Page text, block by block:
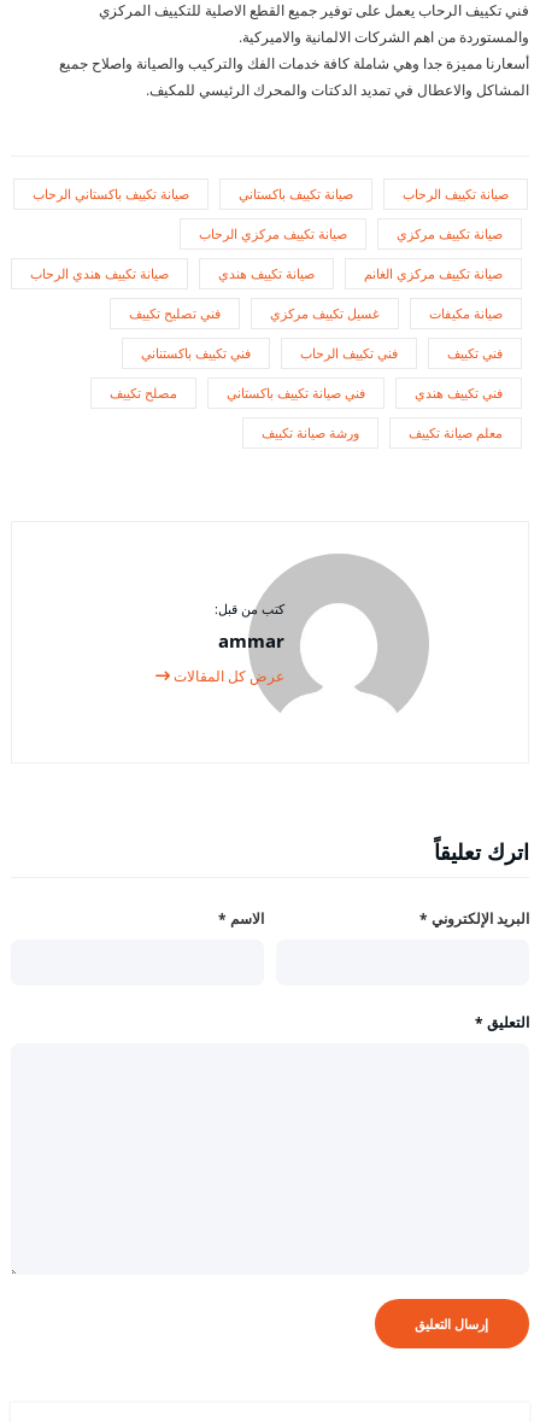
فني تكييف الرحاب يعمل على توفير جميع القطع الاصلية للتكييف المركزي
والمستوردة من اهم الشركات الالمانية والاميركية.
أسعارنا مميزة جدا وهي شاملة كافة خدمات الفك والتركيب والصيانة واصلاح جميع
المشاكل والاعطال في تمديد الدكتات والمحرك الرئيسي للمكيف.
صيانة تكييف الرحاب صيانة تكييف باكستاني صيانة تكييف باكستاني الرحاب
صيانة تكييف مركزي صيانة تكييف مركزي الرحاب
صيانة تكييف مركزي الغانم صيانة تكييف هندي صيانة تكييف هندي الرحاب
صيانة مكيفات غسيل تكييف مركزي فني تصليح تكييف
فني تكييف فني تكييف الرحاب فني تكييف باكستناني
فني تكييف هندي فني صيانة تكييف باكستاني مصلح تكييف
معلم صيانة تكييف ورشة صيانة تكييف
كتب من قبل:
ammar
عرض كل المقالات
اترك تعليقاً
الاسم * البريد الإلكتروني *
التعليق *